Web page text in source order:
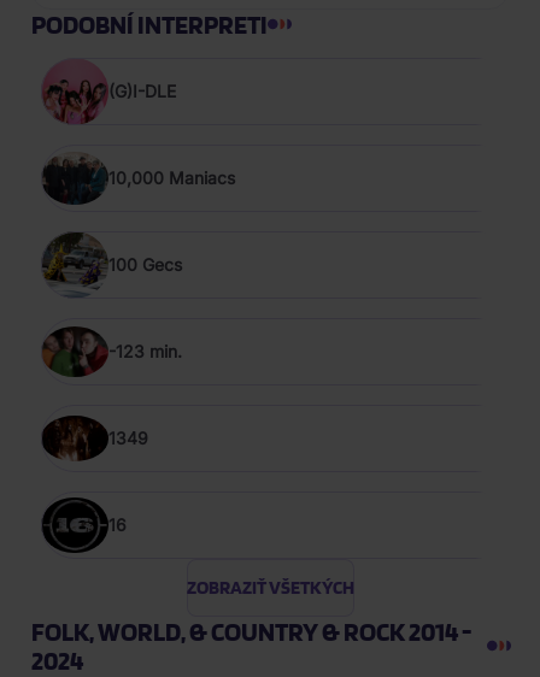
PODOBNÍ INTERPRETI
(G)I-DLE
10,000 Maniacs
100 Gecs
-123 min.
1349
16
ZOBRAZIŤ VŠETKÝCH
FOLK, WORLD, & COUNTRY & ROCK 2014 -
2024